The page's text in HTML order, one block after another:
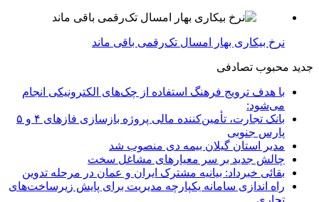
نرخ بیکاری بهار امسال تک‌رقمی باقی ماند
جدید محبوب تصادفی
با هدف ترویج فرهنگ استفاده از چک‌های الکترونیکی انجام
می‌شود:
بانک تجارت، تأمین‌کننده مالی پروژه بازسازی فازهای ۴ و ۵
پارس جنوبی
مدیر استان گیلان بیمه دی منصوب شد
چالش جدید بر سر معیارهای مشاغل سخت
بقائی خبرداد: بیانیه مشترک ایران و عمان در مرحله تدوین
راه اندازی سامانه یکپارچه مدیریت برای پایش زیرساخت‌های